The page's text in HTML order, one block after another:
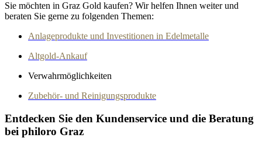
Sie möchten in Graz Gold kaufen? Wir helfen Ihnen weiter und
beraten Sie gerne zu folgenden Themen:
Anlageprodukte und Investitionen in Edelmetalle
Altgold-Ankauf
Verwahrmöglichkeiten
Zubehör- und Reinigungsprodukte
Entdecken Sie den Kundenservice und die Beratung
bei philoro Graz